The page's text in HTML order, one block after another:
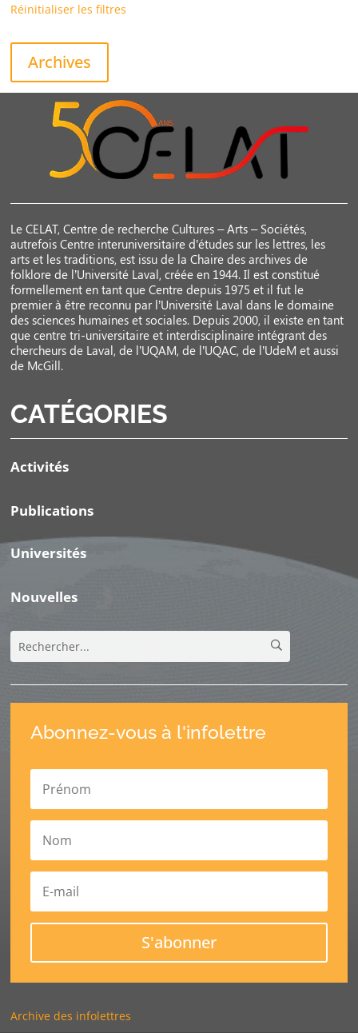
Réinitialiser les filtres
Archives
Le CELAT, Centre de recherche Cultures – Arts – Sociétés,
autrefois Centre interuniversitaire d’études sur les lettres, les
arts et les traditions, est issu de la Chaire des archives de
folklore de l’Université Laval, créée en 1944. Il est constitué
formellement en tant que Centre depuis 1975 et il fut le
premier à être reconnu par l’Université Laval dans le domaine
des sciences humaines et sociales. Depuis 2000, il existe en tant
que centre tri-universitaire et interdisciplinaire intégrant des
chercheurs de Laval, de l’UQAM, de l’UQAC, de l’UdeM et aussi
de McGill.
CATÉGORIES
Activités
Publications
Universités
Nouvelles
Abonnez-vous à l'infolettre
S'abonner
Archive des infolettres